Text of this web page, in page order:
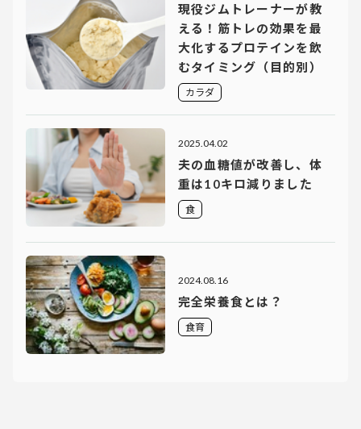
現役ジムトレーナーが教
える！筋トレの効果を最
大化するプロテインを飲
むタイミング（目的別）
カラダ
2025.04.02
夫の血糖値が改善し、体
重は10キロ減りました
食
2024.08.16
完全栄養食とは？
食育